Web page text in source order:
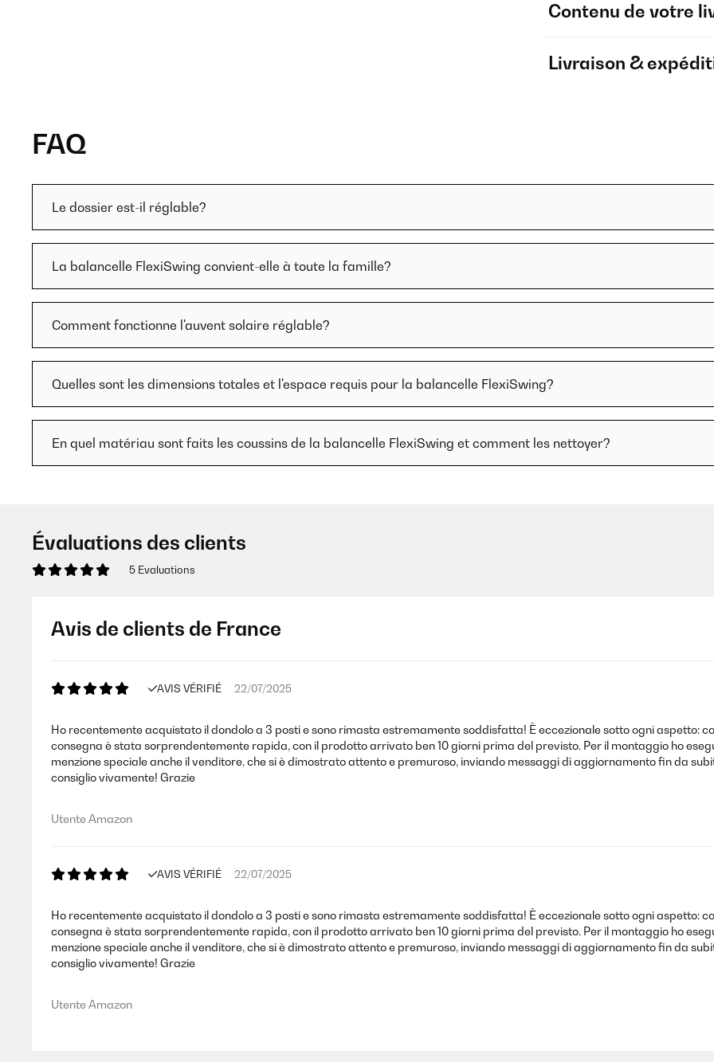
Contenu de votre
Livraison &
FAQ
Le dossier est-il réglable?
La balancelle FlexiSwing convient-elle à toute la famille?
Comment fonctionne l'auvent solaire réglable?
Quelles sont les dimensions totales et l'espace requis pour la balancelle FlexiSwing?
En quel matériau sont faits les coussins de la balancelle FlexiSwing et comment les nettoyer?
Évaluations des clients
5 Evaluations
Avis de clients de France
AVIS VÉRIFIÉ 22/07/2025
Ho recentemente acquistato il dondolo a 3 posti e sono rimasta estremamente soddisfatta! È eccezionale sotto ogni aspetto:
consegna è stata sorprendentemente rapida, con il prodotto arrivato ben 10 giorni prima del previsto. Per il montaggio ho
menzione speciale anche il venditore, che si è dimostrato attento e premuroso, inviando messaggi di aggiornamento fin da
consiglio vivamente! Grazie
Utente Amazon
AVIS VÉRIFIÉ 22/07/2025
Ho recentemente acquistato il dondolo a 3 posti e sono rimasta estremamente soddisfatta! È eccezionale sotto ogni aspetto:
consegna è stata sorprendentemente rapida, con il prodotto arrivato ben 10 giorni prima del previsto. Per il montaggio ho
menzione speciale anche il venditore, che si è dimostrato attento e premuroso, inviando messaggi di aggiornamento fin da
consiglio vivamente! Grazie
Utente Amazon